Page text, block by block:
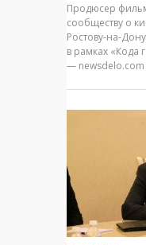
Продюсер
сообществу о
Ростову-на-
в рамках «Кода
— newsdelo.com